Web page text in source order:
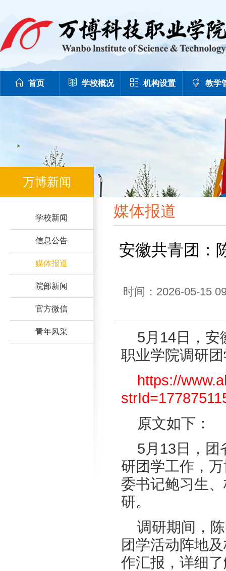
首页 学校概况 机构设置 教学
万博新闻
学校新闻
信息公告
媒体报道
院部新闻
官方微信
青年风采
媒体报道
安徽共青团：
时间：2026-05-15
5月14日，安
职业学院调研
https://
原文如下：
5月13日，团
研团学工作，
委书记鲍习生
研。
调研期间，
团学活动阵地
作汇报，详细